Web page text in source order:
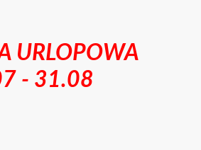
URLOPOWA
- 31.08